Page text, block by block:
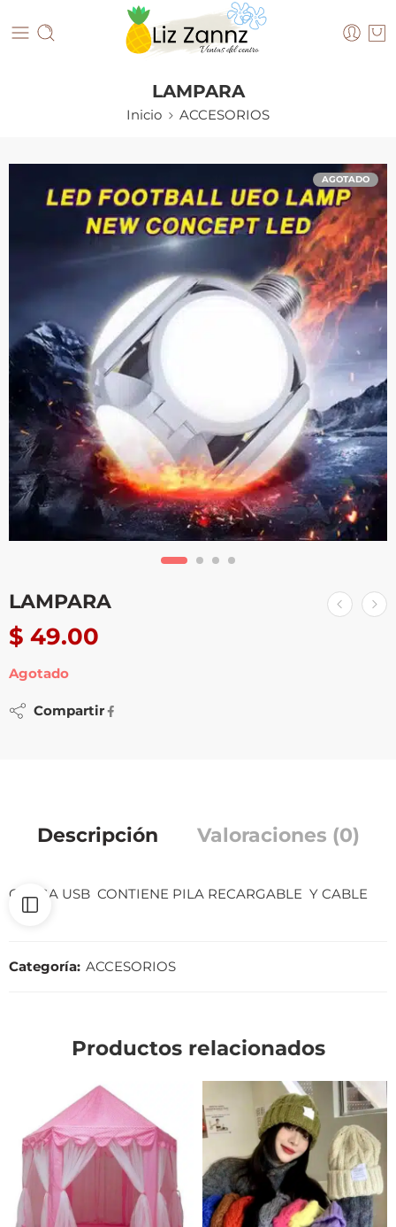
LAMPARA
Inicio ACCESORIOS
AGOTADO
LAMPARA
$ 49.00
Agotado
Compartir
Descripción Valoraciones (0)
CARGA USB CONTIENE PILA RECARGABLE Y CABLE
Categoría: ACCESORIOS
Productos relacionados